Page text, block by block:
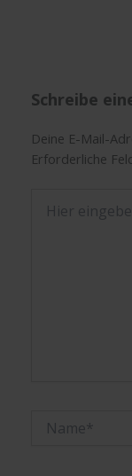
Schreibe
Deine E-Mail-
Erforderliche
eingeben…